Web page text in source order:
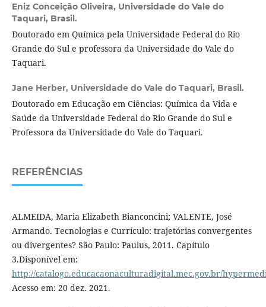
Eniz Conceição Oliveira, Universidade do Vale do
Taquari, Brasil.
Doutorado em Química pela Universidade Federal do Rio
Grande do Sul e professora da Universidade do Vale do
Taquari.
Jane Herber, Universidade do Vale do Taquari, Brasil.
Doutorado em Educação em Ciências: Química da Vida e
Saúde da Universidade Federal do Rio Grande do Sul e
Professora da Universidade do Vale do Taquari.
REFERÊNCIAS
ALMEIDA, Maria Elizabeth Bianconcini; VALENTE, José
Armando. Tecnologias e Currículo: trajetórias convergentes
ou divergentes? São Paulo: Paulus, 2011. Capítulo
3.Disponível em:
http://catalogo.educacaonaculturadigital.mec.gov.br/
Acesso em: 20 dez. 2021.